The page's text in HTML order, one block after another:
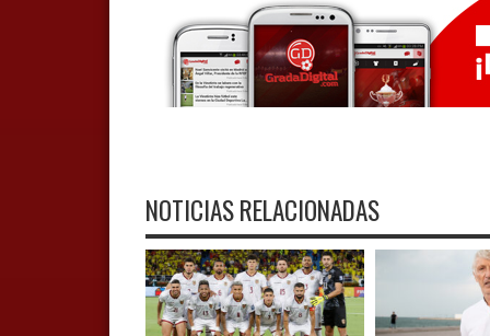
NOTICIAS RELACIONADAS